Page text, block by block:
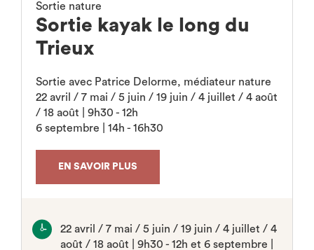
Sortie nature
Sortie kayak le long du
Trieux
Sortie avec Patrice Delorme, médiateur nature
22 avril / 7 mai / 5 juin / 19 juin / 4 juillet / 4 août
/ 18 août | 9h30 - 12h
6 septembre | 14h - 16h30
EN SAVOIR PLUS
22 avril / 7 mai / 5 juin / 19 juin / 4 juillet / 4
août / 18 août | 9h30 - 12h et 6 septembre |